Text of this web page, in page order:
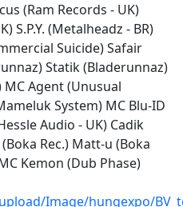
(Ram Records - UK)
S.P.Y. (Metalheadz - BR)
Suicide) Safair
Statik (Bladerunnaz)
MC Agent (Unusual
System) MC Blu-ID
Audio - UK) Cadik
Rec.) Matt-u (Boka
Kemon (Dub Phase)
Image/hungexpo/